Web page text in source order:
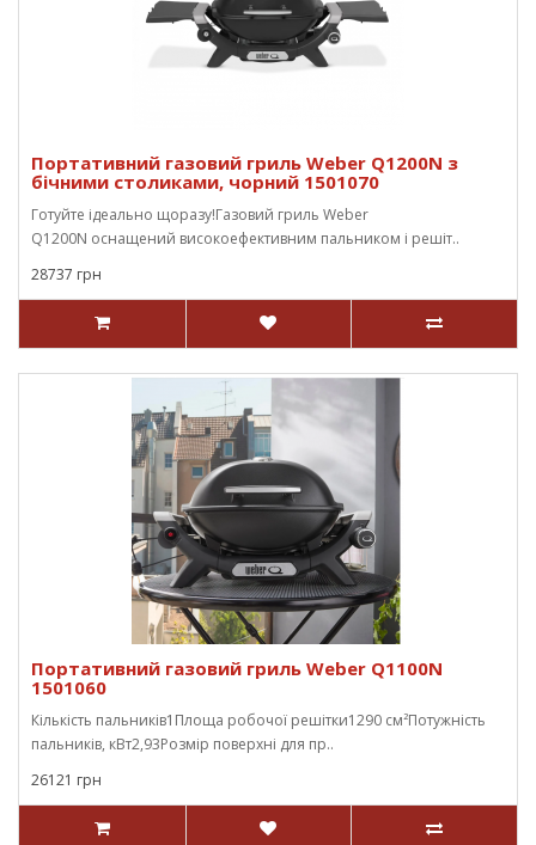
Портативний газовий гриль Weber Q1200N з
бічними столиками, чорний 1501070
Готуйте ідеально щоразу!Газовий гриль Weber
Q1200N оснащений високоефективним пальником і решіт..
28737 грн
Портативний газовий гриль Weber Q1100N
1501060
Кількість пальників1Площа робочої решітки1290 см²Потужність
пальників, кВт2,93Розмір поверхні для пр..
26121 грн